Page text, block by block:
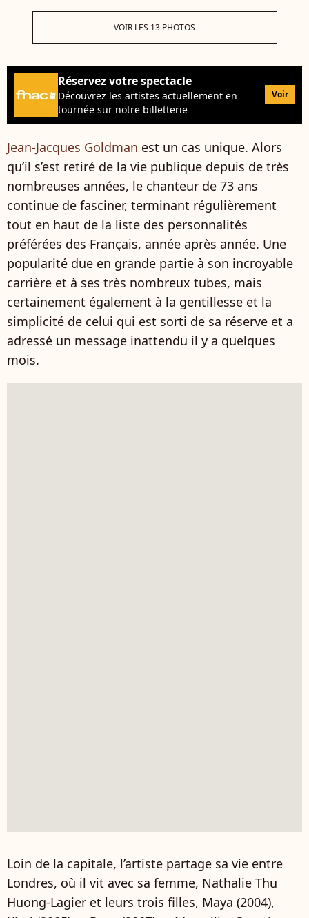
VOIR LES 13 PHOTOS
Réservez votre spectacle
Découvrez les artistes actuellement en
tournée sur notre billetterie
Voir
Jean-Jacques Goldman est un cas unique. Alors
qu’il s’est retiré de la vie publique depuis de très
nombreuses années, le chanteur de 73 ans
continue de fasciner, terminant régulièrement
tout en haut de la liste des personnalités
préférées des Français, année après année. Une
popularité due en grande partie à son incroyable
carrière et à ses très nombreux tubes, mais
certainement également à la gentillesse et la
simplicité de celui qui est sorti de sa réserve et a
adressé un message inattendu il y a quelques
mois.
Loin de la capitale, l’artiste partage sa vie entre
Londres, où il vit avec sa femme, Nathalie Thu
Huong-Lagier et leurs trois filles, Maya (2004),